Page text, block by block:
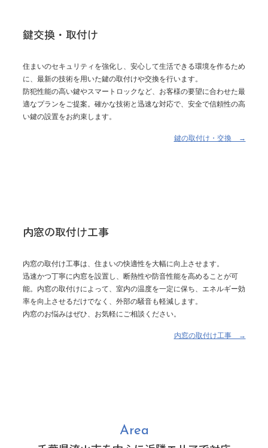
鍵交換・取付け
住まいのセキュリティを強化し、安心して生活できる環境を作るため
に、最新の技術を用いた鍵の取付けや交換を行います。
防犯性能の高い鍵やスマートロックなど、お客様の要望に合わせた最
適なプランをご提案。確かな技術と迅速な対応で、安全で信頼性の高
い鍵の設置をお約束します。
鍵の取付け・交換 →
内窓の取付け工事
内窓の取付け工事は、住まいの快適性を大幅に向上させます。
迅速かつ丁寧に内窓を設置し、断熱性や防音性能を高めることが可
能。内窓の取付けによって、室内の温度を一定に保ち、エネルギー効
率を向上させるだけでなく、外部の騒音も軽減します。
内窓のお悩みはぜひ、お気軽にご相談ください。
内窓の取付け工事 →
Area